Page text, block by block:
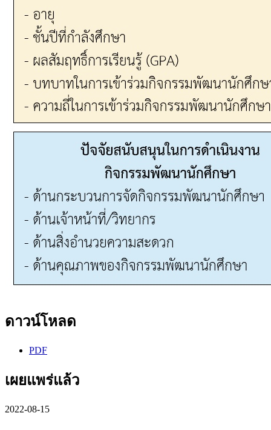
ดาวน์โหลด
PDF
เผยแพร่แล้ว
2022-08-15